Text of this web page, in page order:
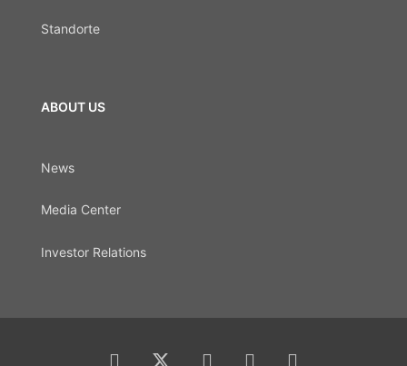
Standorte
ABOUT US
News
Media Center
Investor Relations